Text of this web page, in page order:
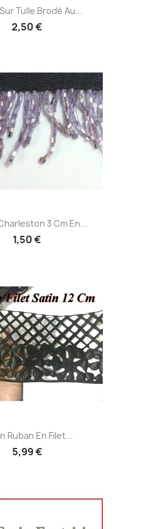
Tulle Brodé Au...
2,50 €
3 Cm En...
1,50 €
Ruban En Filet...
5,99 €